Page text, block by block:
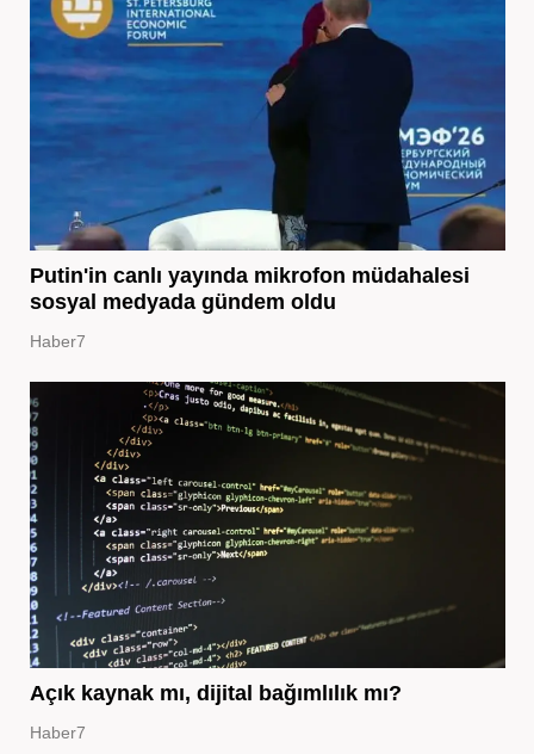
Putin'in canlı yayında mikrofon müdahalesi
sosyal medyada gündem oldu
Haber7
Açık kaynak mı, dijital bağımlılık mı?
Haber7